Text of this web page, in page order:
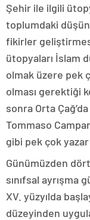
Şehir ile ilgili
toplumdaki
fikirler
ütopyaları İslam
olmak üzere pek
olması gerektiği
sonra Orta
Tommaso
gibi pek çok
Günümüzden
sınıfsal ayrışma
XV. yüzyılda
düzeyinden